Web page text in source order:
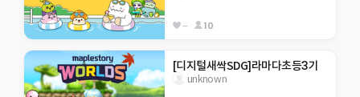
-- 10
[디지털새싹SDG]라마다초등3기
unknown